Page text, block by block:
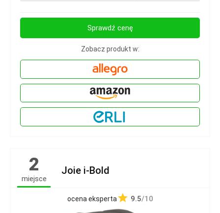
Sprawdź cenę
Zobacz produkt w:
2
miejsce
Joie i-Bold
ocena eksperta 9.5/10